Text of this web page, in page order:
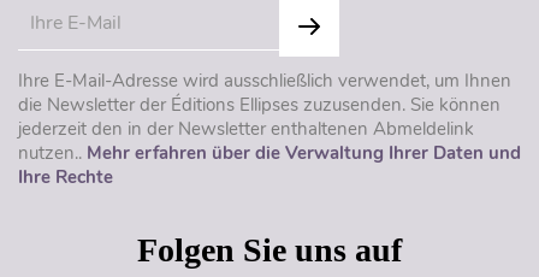
Ihre E-Mail-Adresse wird ausschließlich verwendet, um Ihnen
die Newsletter der Éditions Ellipses zuzusenden. Sie können
jederzeit den in der Newsletter enthaltenen Abmeldelink
nutzen.. Mehr erfahren über die Verwaltung Ihrer Daten und
Ihre Rechte
Folgen Sie uns auf